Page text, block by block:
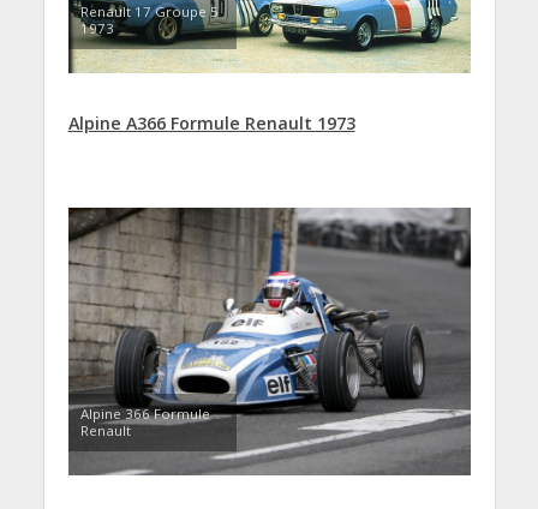
Renault 17 Groupe 5
1973
Alpine A366 Formule Renault 1973
Alpine 366 Formule
Renault